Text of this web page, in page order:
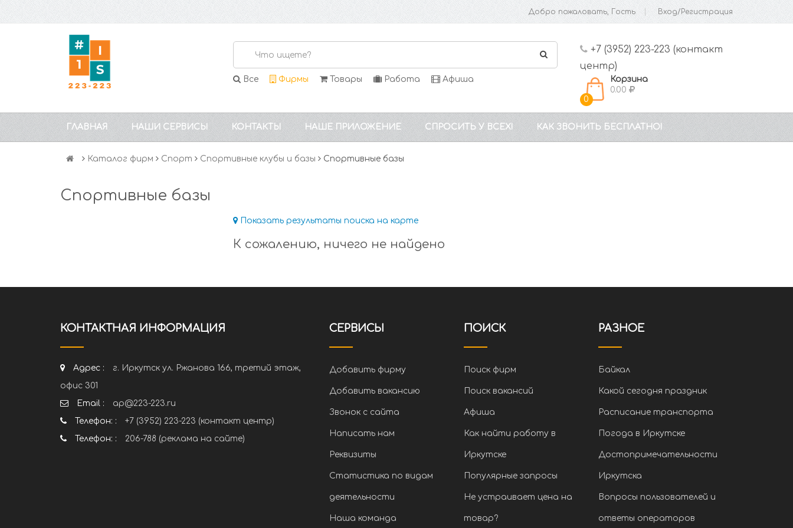
Добро пожаловать, Гость Вход/Регистрация
Все Фирмы Товары Работа Афиша
+7 (3952) 223-223 (контакт
центр)
0
Корзина
0.00
ГЛАВНАЯ НАШИ СЕРВИСЫ КОНТАКТЫ НАШЕ ПРИЛОЖЕНИЕ СПРОСИТЬ У ВСЕХ! КАК ЗВОНИТЬ БЕСПЛАТНО!
Каталог фирм Спорт Спортивные клубы и базы Спортивные базы
Спортивные базы
Показать результаты поиска на карте
К сожалению, ничего не найдено
КОНТАКТНАЯ ИНФОРМАЦИЯ
Адрес :
г. Иркутск ул. Ржанова 166, третий этаж,
офис 301
Email :
ap@223-223.ru
Телефон: :
+7 (3952) 223-223 (контакт центр)
Телефон: :
206-788 (реклама на сайте)
СЕРВИСЫ
Добавить фирму
Добавить вакансию
Звонок с сайта
Написать нам
Реквизиты
Статистика по видам
деятельности
Наша команда
ПОИСК
Поиск фирм
Поиск вакансий
Афиша
Как найти работу в
Иркутске
Популярные запросы
Не устраивает цена на
товар?
РАЗНОЕ
Байкал
Какой сегодня праздник
Расписание транспорта
Погода в Иркутске
Достопримечательности
Иркутска
Вопросы пользователей и
ответы операторов